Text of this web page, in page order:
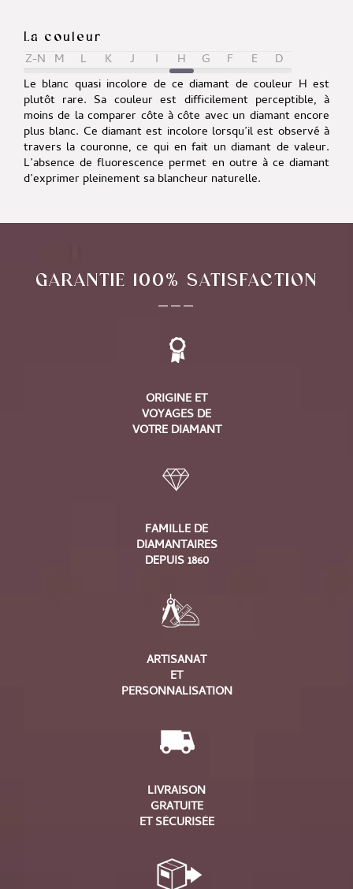
La couleur
Z-N M L K J I H G F E
D
Le blanc quasi incolore de ce diamant de couleur H est
plutôt rare. Sa couleur est difficilement perceptible, à
moins de la comparer côte à côte avec un diamant encore
plus blanc. Ce diamant est incolore lorsqu’il est observé à
travers la couronne, ce qui en fait un diamant de valeur.
L’absence de fluorescence permet en outre à ce diamant
d’exprimer pleinement sa blancheur naturelle.
GARANTIE 100% SATISFACTION
ORIGINE ET
VOYAGES DE
VOTRE DIAMANT
FAMILLE DE
DIAMANTAIRES
DEPUIS 1860
ARTISANAT
ET
PERSONNALISATION
LIVRAISON
GRATUITE
ET SÉCURISÉE